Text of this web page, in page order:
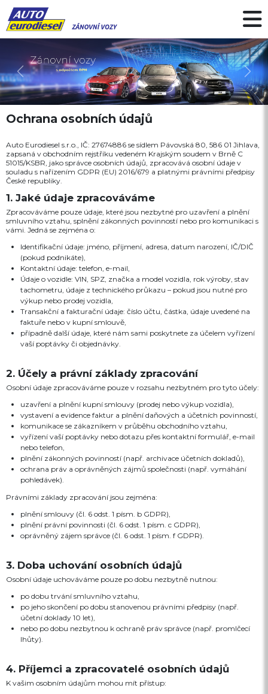
Předchozí Další
Ochrana osobních údajů
Auto Eurodiesel s.r.o., IČ: 27674886 se sídlem Pávovská 80, 586 01 Jihlava,
zapsaná v obchodním rejstříku vedeném Krajským soudem v Brně C
51015/KSBR, jako správce osobních údajů, zpracovává osobní údaje v
souladu s nařízením GDPR (EU) 2016/679 a platnými právními předpisy
České republiky.
1. Jaké údaje zpracováváme
Zpracováváme pouze údaje, které jsou nezbytné pro uzavření a plnění
smluvního vztahu, splnění zákonných povinností nebo pro komunikaci s
vámi. Jedná se zejména o:
Identifikační údaje: jméno, příjmení, adresa, datum narození, IČ/DIČ
(pokud podnikáte),
Kontaktní údaje: telefon, e-mail,
Údaje o vozidle: VIN, SPZ, značka a model vozidla, rok výroby, stav
tachometru, údaje z technického průkazu – pokud jsou nutné pro
výkup nebo prodej vozidla,
Transakční a fakturační údaje: číslo účtu, částka, údaje uvedené na
faktuře nebo v kupní smlouvě,
případně další údaje, které nám sami poskytnete za účelem vyřízení
vaší poptávky či objednávky.
2. Účely a právní základy zpracování
Osobní údaje zpracováváme pouze v rozsahu nezbytném pro tyto účely:
uzavření a plnění kupní smlouvy (prodej nebo výkup vozidla),
vystavení a evidence faktur a plnění daňových a účetních povinností,
komunikace se zákazníkem v průběhu obchodního vztahu,
vyřízení vaší poptávky nebo dotazu přes kontaktní formulář, e-mail
nebo telefon,
plnění zákonných povinností (např. archivace účetních dokladů),
ochrana práv a oprávněných zájmů společnosti (např. vymáhání
pohledávek).
Právními základy zpracování jsou zejména:
plnění smlouvy (čl. 6 odst. 1 písm. b GDPR),
plnění právní povinnosti (čl. 6 odst. 1 písm. c GDPR),
oprávněný zájem správce (čl. 6 odst. 1 písm. f GDPR).
3. Doba uchování osobních údajů
Osobní údaje uchováváme pouze po dobu nezbytně nutnou:
po dobu trvání smluvního vztahu,
po jeho skončení po dobu stanovenou právními předpisy (např.
účetní doklady 10 let),
nebo po dobu nezbytnou k ochraně práv správce (např. promlčecí
lhůty).
4. Příjemci a zpracovatelé osobních údajů
K vašim osobním údajům mohou mít přístup: